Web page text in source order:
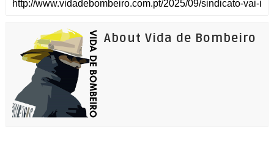
About Vida de Bombeiro